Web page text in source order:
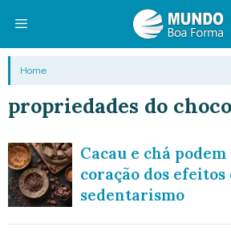
conteúdo
Menu
Home
propriedades do
Cacau e chá
coração dos efeitos
sedentarismo